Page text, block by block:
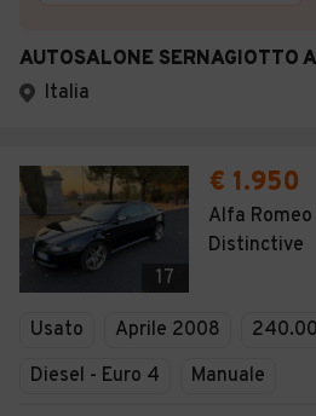
AUTOSALONE SERNAGIOTTO
Italia
17
€ 1.950
Alfa Romeo
Distinctive
Usato Aprile 2008
Diesel - Euro 4
Manuale